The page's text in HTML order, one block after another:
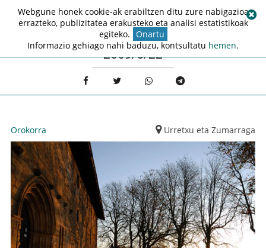
2009/6/22
Orokorra Urretxu eta Zumarraga
Webgune honek cookie-ak erabiltzen ditu zure nabigazioa
errazteko, publizitatea erakusteko eta analisi estatistikoak
egiteko. Onartu
Informazio gehiago nahi baduzu, kontsultatu hemen.